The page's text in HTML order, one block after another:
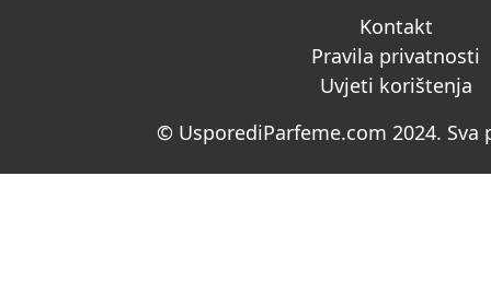
Kontakt
Pravila privatnosti
Uvjeti korištenja
© UsporediParfeme.com 2024. Sva